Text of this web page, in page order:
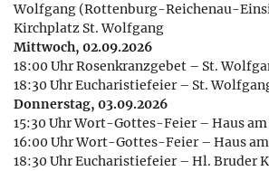
Wolfgang (Rottenburg-Reichenau-
Kirchplatz St. Wolfgang
Mittwoch, 02.09.2026
18:00 Uhr Rosenkranzgebet – St.
18:30 Uhr Eucharistiefeier – St.
Donnerstag, 03.09.2026
15:30 Uhr Wort-Gottes-Feier – Haus
16:00 Uhr Wort-Gottes-Feier – Haus
18:30 Uhr Eucharistiefeier – Hl. Bruder